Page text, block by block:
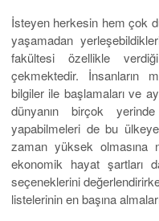
İsteyen herkesin hem çok
yaşamadan
fakültesi özellikle
çekmektedir. İnsanların
bilgiler ile başlamaları ve
dünyanın birçok
yapabilmeleri de bu
zaman yüksek olmasına
ekonomik hayat şartları
seçeneklerini
listelerinin en başına